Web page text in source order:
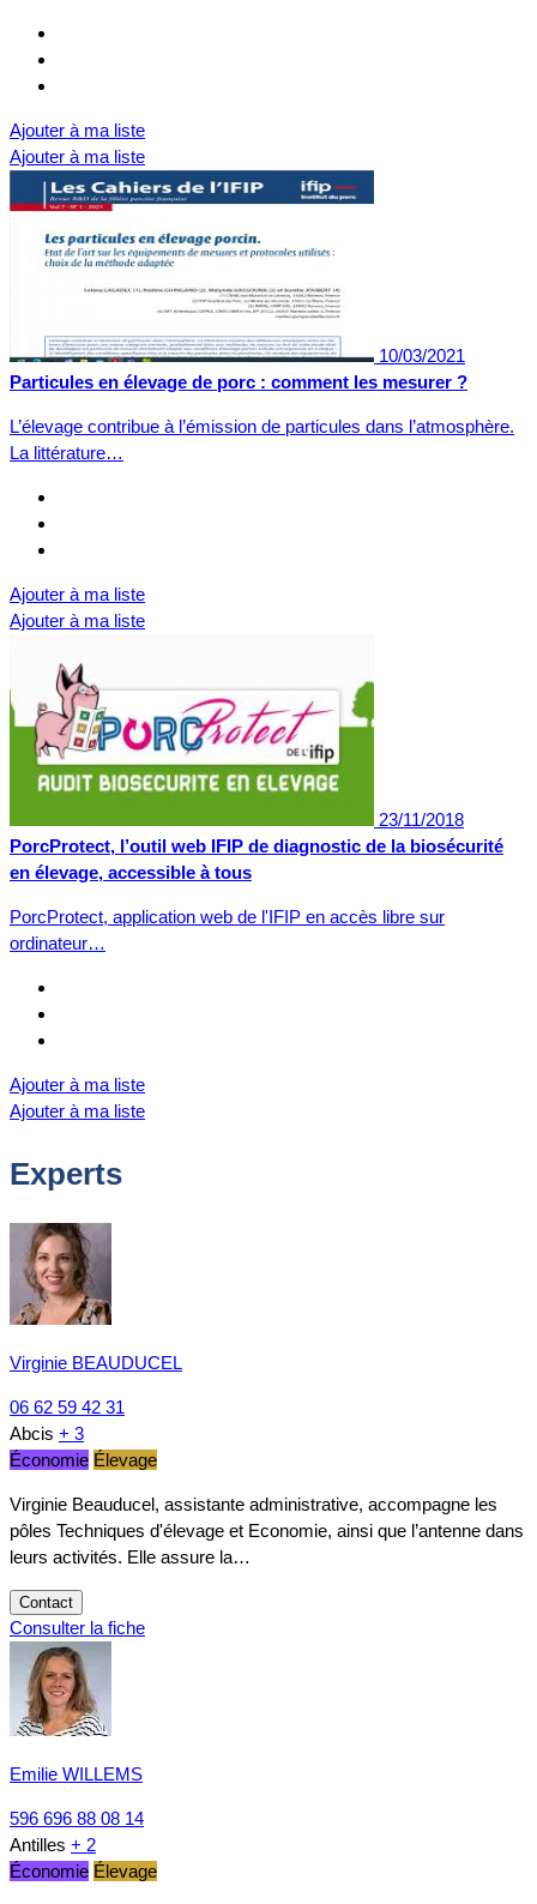
Ajouter à ma liste
Ajouter à ma liste
10/03/2021
Particules en élevage de porc : comment les mesurer ?
L’élevage contribue à l’émission de particules dans l’atmosphère.
La littérature…
Ajouter à ma liste
Ajouter à ma liste
23/11/2018
PorcProtect, l’outil web IFIP de diagnostic de la biosécurité
en élevage, accessible à tous
PorcProtect, application web de l'IFIP en accès libre sur
ordinateur…
Ajouter à ma liste
Ajouter à ma liste
Experts
Virginie BEAUDUCEL
06 62 59 42 31
Abcis + 3
Économie Élevage
Virginie Beauducel, assistante administrative, accompagne les
pôles Techniques d'élevage et Economie, ainsi que l’antenne dans
leurs activités. Elle assure la…
Contact
Consulter la fiche
Emilie WILLEMS
596 696 88 08 14
Antilles + 2
Économie Élevage